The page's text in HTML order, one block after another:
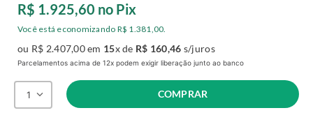
R$ 1.925,60 no Pix
Você está economizando R$ 1.381,00.
ou R$ 2.407,00em 15x de R$ 160,46 s/juros
Parcelamentos acima de 12x podem exigir liberação junto ao banco
1 COMPRAR